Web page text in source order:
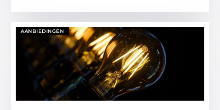
AANBIEDINGEN